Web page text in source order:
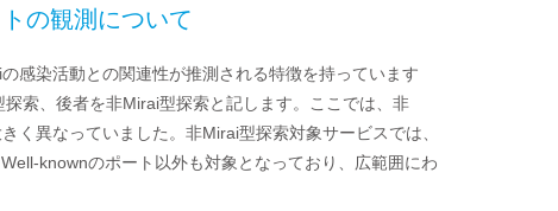
の観測について
感染活動との関連性が推測される特徴を持っています
索、後者を非Mirai型探索と記します。ここでは、非
く異なっていました。非Mirai型探索対象サービスでは、
knownのポート以外も対象となっており、広範囲にわ